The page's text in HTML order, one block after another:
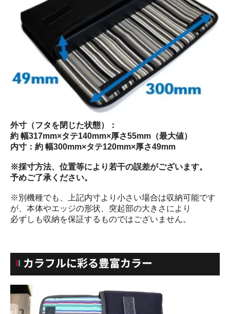
外寸（フタを閉じた状態）：
約 幅317mm×タテ140mm×厚さ55mm（最大値）
内寸：約 幅300mm×タテ120mm×厚さ49mm
※採寸方法、位置等により若干の誤差がございます。
予めご了承ください。
※別機種でも、上記内寸より小さい場合は収納可能です
が、本体やエッジの形状、突起部の大きさにより
必ずしも収納を保証するものではございません。